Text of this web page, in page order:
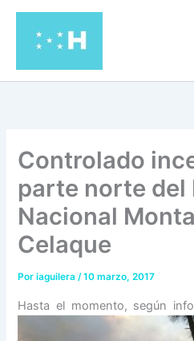
contenido
Controlado
parte norte del
Nacional
Celaque
Poriaguilera/10 marzo, 2017
Hasta el momento, según